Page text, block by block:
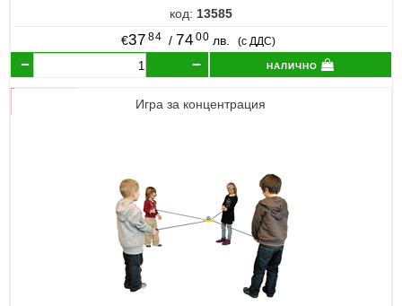
код: 13585
€37 84 / 74 00 лв. (с ДДС)
налично
Игра за концентрация